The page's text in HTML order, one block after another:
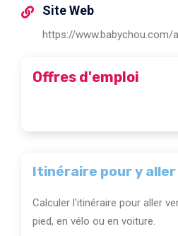
Site Web
https://
Offres d'emploi
Itinéraire pour y aller
Calculer l'itinéraire pour aller
pied, en vélo ou en voiture.